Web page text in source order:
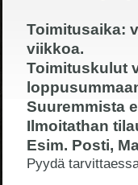
Toimitusaika:
viikkoa.
Toimituskulut
Suuremmista
Ilmoitathan
Esim. Posti,
Pyydä